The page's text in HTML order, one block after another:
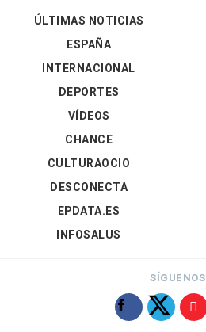
ÚLTIMAS NOTICIAS
ESPAÑA
INTERNACIONAL
DEPORTES
VÍDEOS
CHANCE
CULTURAOCIO
DESCONECTA
EPDATA.ES
INFOSALUS
SÍGUENOS